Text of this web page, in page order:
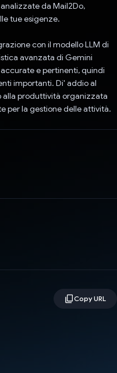
da Mail2Do,
tue esigenze.
con il modello LLM di
avanzata di Gemini
e pertinenti, quindi
importanti. Di' addio al
alla produttività organizzata
per la gestione delle attività.